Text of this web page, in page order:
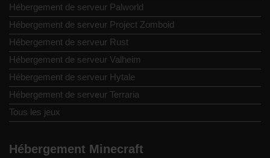
Hébergement de serveur Palworld
Hébergement de serveur Project Zomboid
Hébergement de serveur Rust
Hébergement de serveur Valheim
Hébergement de serveur Hytale
Hébergement de serveur Terraria
Tous les jeux
Hébergement Minecraft